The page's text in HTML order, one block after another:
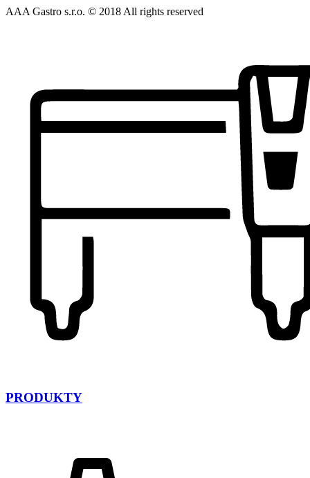
AAA Gastro s.r.o. © 2018 All rights reserved​
PRODUKTY